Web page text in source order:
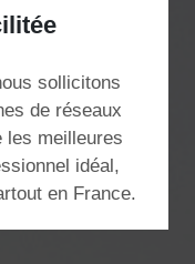
sollicitons
de réseaux
les meilleures
idéal,
en France.